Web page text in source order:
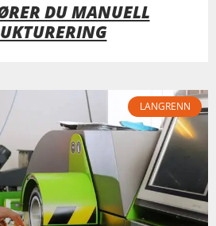
DU MANUELL
LANGRENN